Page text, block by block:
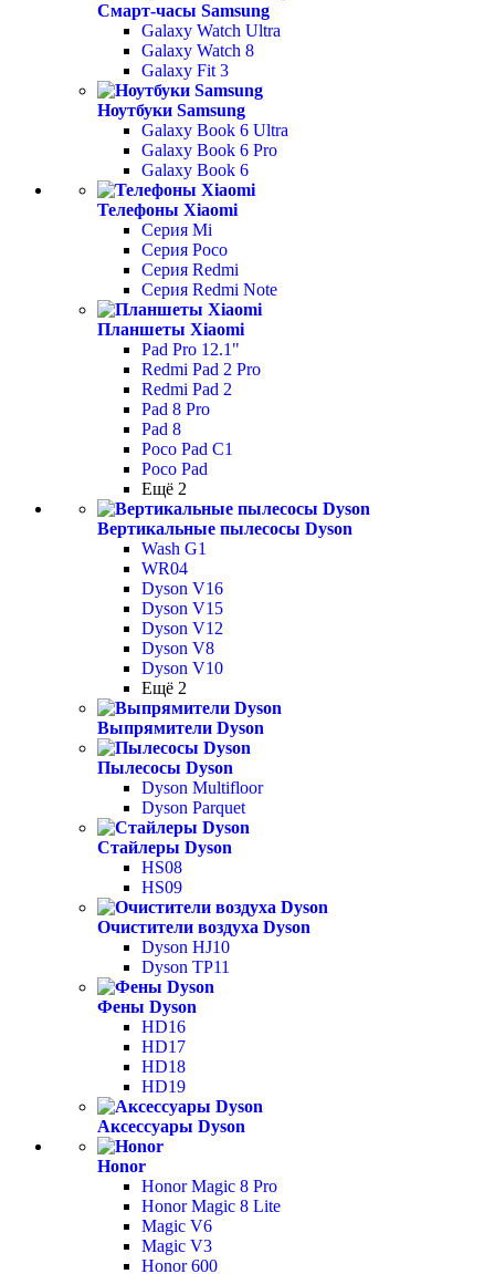
Смарт-часы Samsung
Galaxy Watch Ultra
Galaxy Watch 8
Galaxy Fit 3
Ноутбуки Samsung
Galaxy Book 6 Ultra
Galaxy Book 6 Pro
Galaxy Book 6
Телефоны Xiaomi
Серия Mi
Серия Poco
Серия Redmi
Серия Redmi Note
Планшеты Xiaomi
Pad Pro 12.1"
Redmi Pad 2 Pro
Redmi Pad 2
Pad 8 Pro
Pad 8
Poco Pad С1
Poco Pad
Ещё 2
Вертикальные пылесосы Dyson
Wash G1
WR04
Dyson V16
Dyson V15
Dyson V12
Dyson V8
Dyson V10
Ещё 2
Выпрямители Dyson
Пылесосы Dyson
Dyson Multifloor
Dyson Parquet
Стайлеры Dyson
HS08
HS09
Очистители воздуха Dyson
Dyson HJ10
Dyson TP11
Фены Dyson
HD16
HD17
HD18
HD19
Аксессуары Dyson
Honor
Honor Magic 8 Pro
Honor Magic 8 Lite
Magic V6
Magic V3
Honor 600